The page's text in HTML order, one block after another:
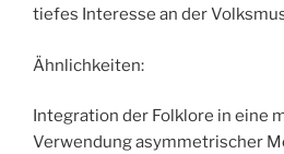
tiefes Interesse an der
Ähnlichkeiten:
Integration der Folklore in eine
Verwendung asymmetrischer